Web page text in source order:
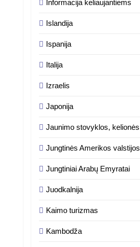
Informacija keliaujantiems
Islandija
Ispanija
Italija
Izraelis
Japonija
Jaunimo stovyklos, kelionės
Jungtinės Amerikos valstijos
Jungtiniai Arabų Emyratai
Juodkalnija
Kaimo turizmas
Kambodža